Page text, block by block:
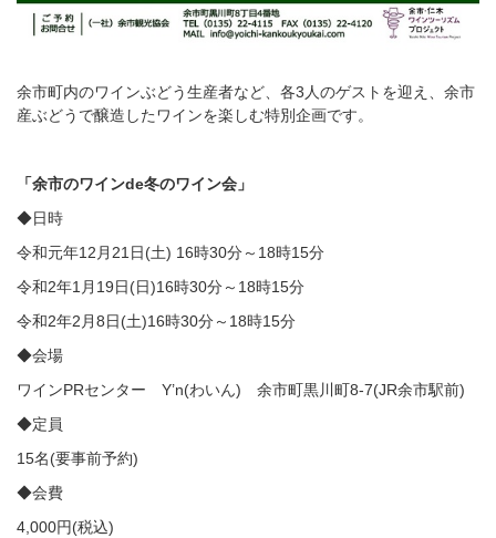
余市町内のワインぶどう生産者など、各3人のゲストを迎え、余市
産ぶどうで醸造したワインを楽しむ特別企画です。
「余市のワインde冬のワイン会」
◆日時
令和元年12月21日(土) 16時30分～18時15分
令和2年1月19日(日)16時30分～18時15分
令和2年2月8日(土)16時30分～18時15分
◆会場
ワインPRセンター Y’n(わいん) 余市町黒川町8-7(JR余市駅前)
◆定員
15名(要事前予約)
◆会費
4,000円(税込)